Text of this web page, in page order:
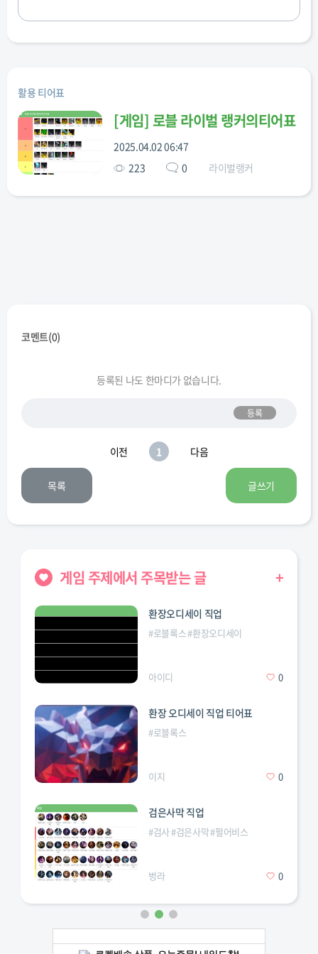
활용 티어표
[게임] 로블 라이벌 랭커의티어표
2025.04.02 06:47
223
0 라이벌랭커
코멘트(0)
등록된 나도 한마디가 없습니다.
등록
이전 1 다음
목록 글쓰기
게임 주제에서 주목받는 글 +
환장오디세이 직업
#로블록스#환장오디세이
아이디 0
환장 오디세이 직업 티어표
#로블록스
이지 0
검은사막 직업
#검사#검은사막#펄어비스
벙라 0